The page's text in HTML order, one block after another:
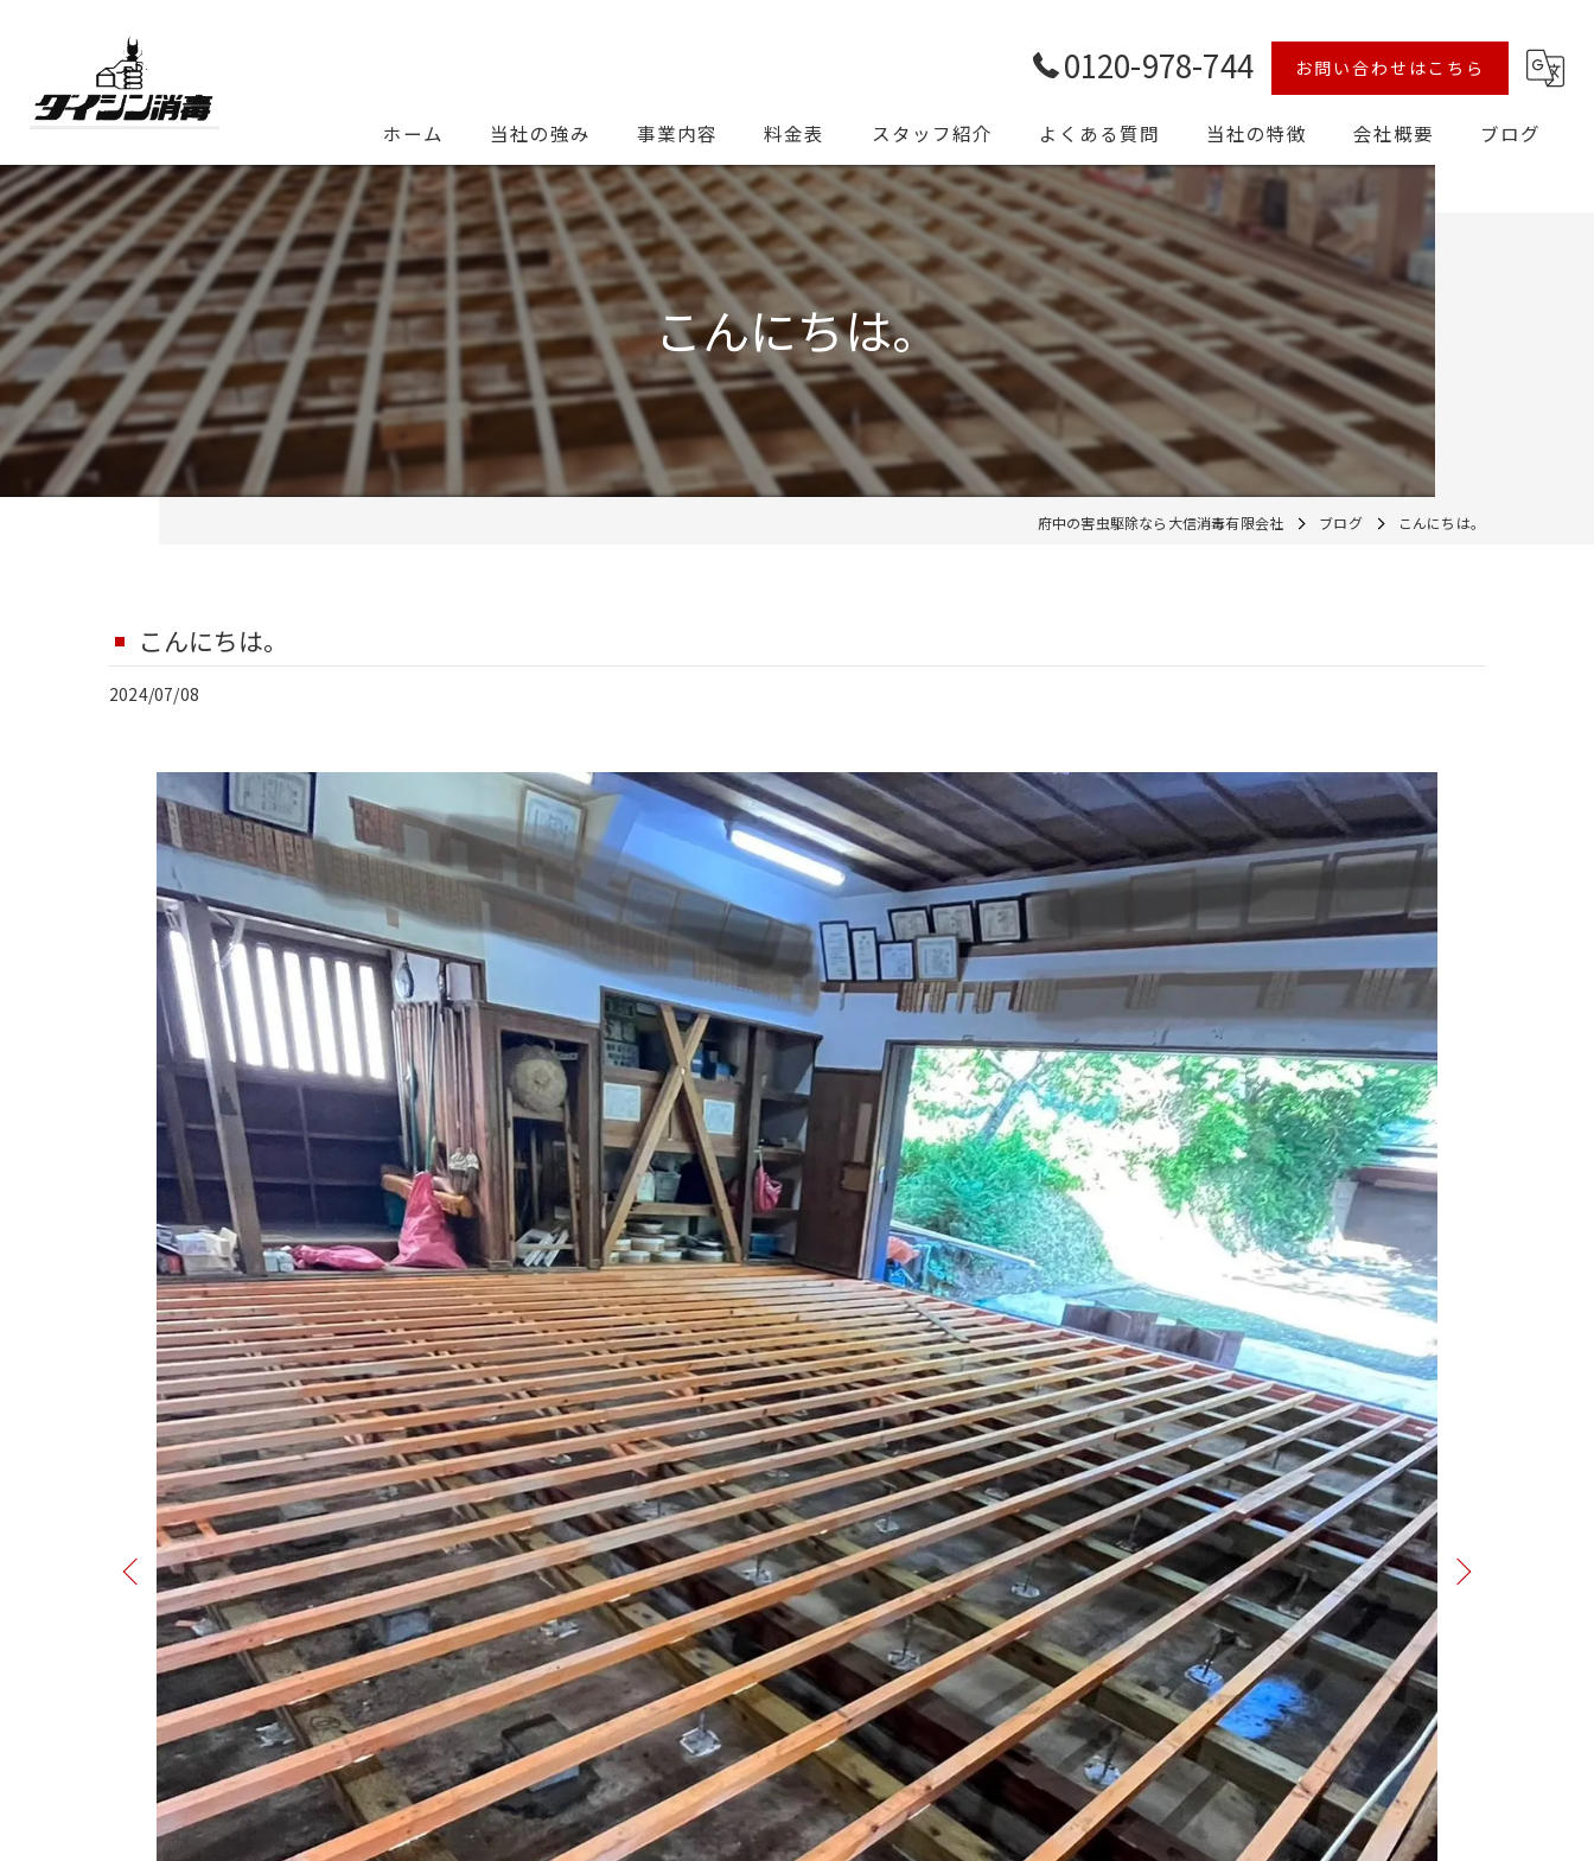
0120-978-744 お問い合わせはこちら
ホーム 当社の強み 事業内容 料金表 スタッフ紹介 よくある質問 当社の特徴
シロアリ
予防
対策
害獣
消毒
会社概要 ブログ
こんにちは。
府中の害虫駆除なら大信消毒有限会社 ブログ こんにちは。
こんにちは。
2024/07/08